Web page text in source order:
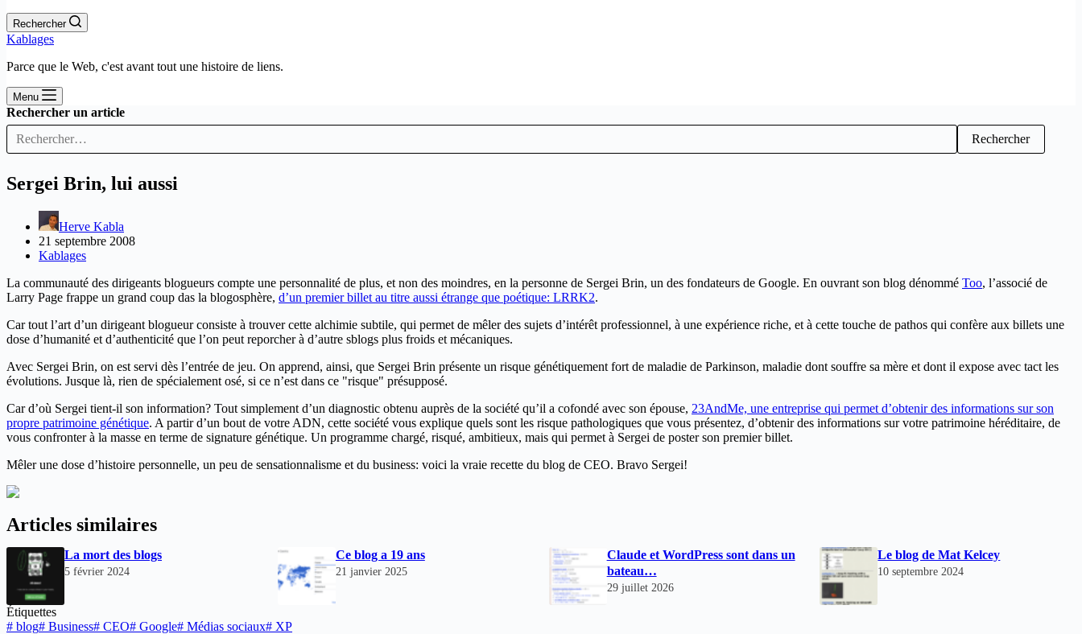
Rechercher
Kablages
Parce que le Web, c'est avant tout une histoire de liens.
Menu
Rechercher un article
Rechercher
Sergei Brin, lui aussi
Herve Kabla
21 septembre 2008
Kablages
La communauté des dirigeants blogueurs compte une personnalité de plus, et non des moindres, en la personne de Sergei Brin, un des fondateurs de Google. En ouvrant son blog dénommé Too, l’associé de
Larry Page frappe un grand coup das la blogosphère, d’un premier billet au titre aussi étrange que poétique: LRRK2.
Car tout l’art d’un dirigeant blogueur consiste à trouver cette alchimie subtile, qui permet de mêler des sujets d’intérêt professionnel, à une expérience riche, et à cette touche de pathos qui confère aux billets une
dose d’humanité et d’authenticité que l’on peut reporcher à d’autre sblogs plus froids et mécaniques.
Avec Sergei Brin, on est servi dès l’entrée de jeu. On apprend, ainsi, que Sergei Brin présente un risque génétiquement fort de maladie de Parkinson, maladie dont souffre sa mère et dont il expose avec tact les
évolutions. Jusque là, rien de spécialement osé, si ce n’est dans ce "risque" présupposé.
Car d’où Sergei tient-il son information? Tout simplement d’un diagnostic obtenu auprès de la société qu’il a cofondé avec son épouse, 23AndMe, une entreprise qui permet d’obtenir des informations sur son
propre patrimoine génétique. A partir d’un bout de votre ADN, cette société vous explique quels sont les risque pathologiques que vous présentez, d’obtenir des informations sur votre patrimoine héréditaire, de
vous confronter à la masse en terme de signature génétique. Un programme chargé, risqué, ambitieux, mais qui permet à Sergei de poster son premier billet.
Mêler une dose d’histoire personnelle, un peu de sensationnalisme et du business: voici la vraie recette du blog de CEO. Bravo Sergei!
Articles similaires
La mort des blogs
5 février 2024
Ce blog a 19 ans
21 janvier 2025
Claude et WordPress sont dans un
bateau…
29 juillet 2026
Le blog de Mat Kelcey
10 septembre 2024
Étiquettes
# blog# Business# CEO# Google# Médias sociaux# XP